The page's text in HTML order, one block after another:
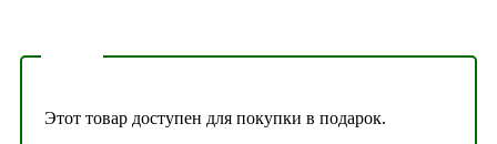
Этот товар доступен для покупки в подарок.